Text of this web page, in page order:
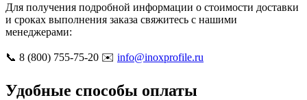
Для получения подробной информации о стоимости доставки
и сроках выполнения заказа свяжитесь с нашими
менеджерами:
📞 8 (800) 755-75-20 ✉️ info@inoxprofile.ru
Удобные способы оплаты